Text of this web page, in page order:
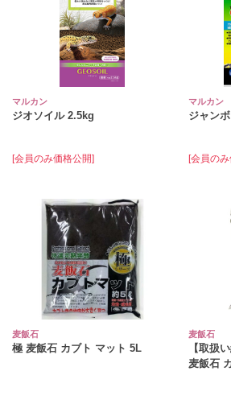
マルカン
ジオソイル 2.5kg
[会員のみ価格公開]
マルカン
ジャン
[会員の
麦飯石
極 麦飯石 カブト マット 5L
麦飯石
【取扱
麦飯石